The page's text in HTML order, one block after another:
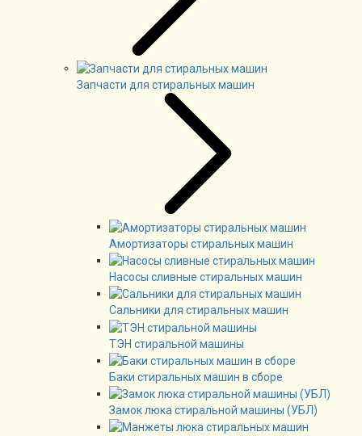
Запчасти для стиральных машин
Амортизаторы стиральных машин
Насосы сливные стиральных машин
Сальники для стиральных машин
ТЭН стиральной машины
Баки стиральных машин в сборе
Замок люка стиральной машины (УБЛ)